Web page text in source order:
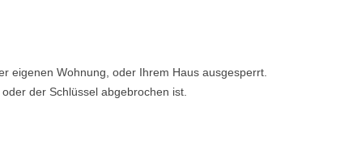
eigenen Wohnung, oder Ihrem Haus ausgesperrt.
der Schlüssel abgebrochen ist.